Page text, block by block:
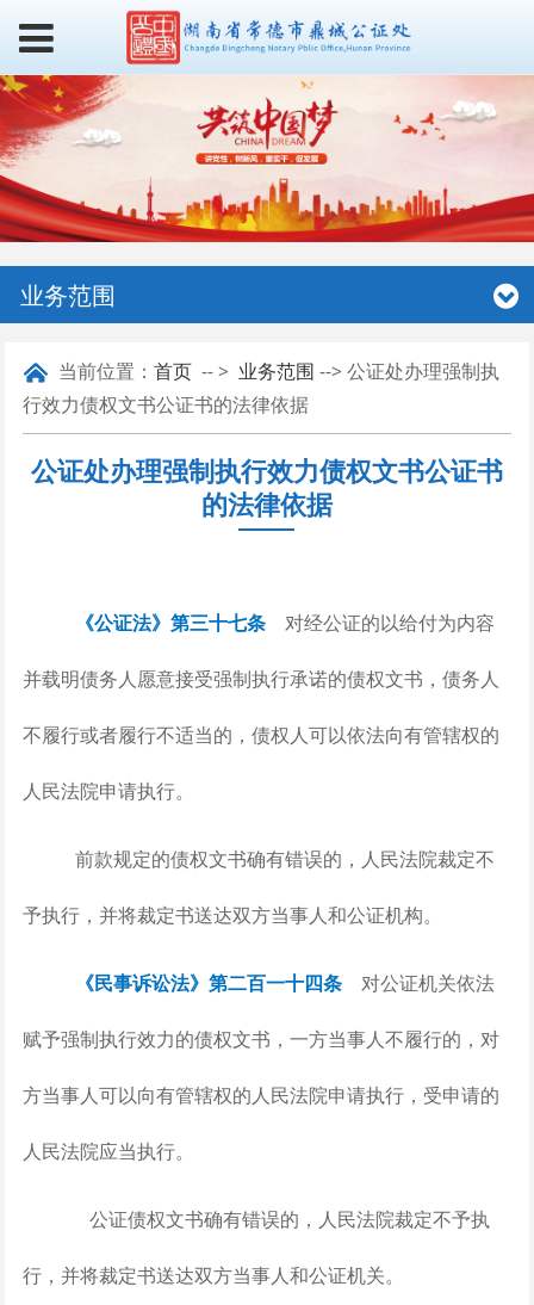
业务范围
当前位置： 首页-- > 业务范围 --> 公证处办理强制执
行效力债权文书公证书的法律依据
公证处办理强制执行效力债权文书公证书
的法律依据
《公证法》第三十七条 对经公证的以给付为内容
并载明债务人愿意接受强制执行承诺的债权文书，债务人
不履行或者履行不适当的，债权人可以依法向有管辖权的
人民法院申请执行。
前款规定的债权文书确有错误的，人民法院裁定不
予执行，并将裁定书送达双方当事人和公证机构。
《民事诉讼法》第二百一十四条 对公证机关依法
赋予强制执行效力的债权文书，一方当事人不履行的，对
方当事人可以向有管辖权的人民法院申请执行，受申请的
人民法院应当执行。
公证债权文书确有错误的，人民法院裁定不予执
行，并将裁定书送达双方当事人和公证机关。